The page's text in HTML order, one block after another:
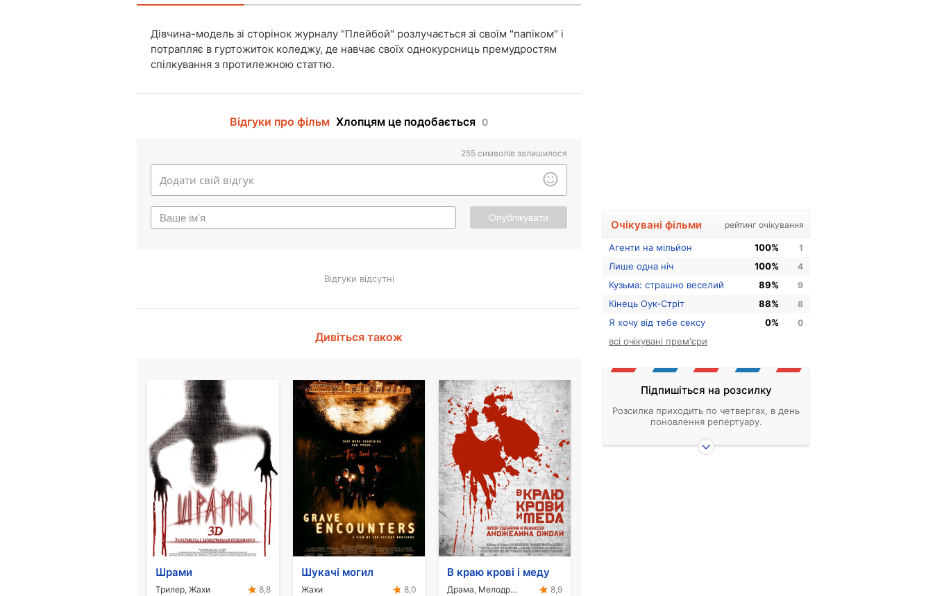
Дівчина-модель зі сторінок журналу "Плейбой" розлучається зі своїм "папіком" і
потрапляє в гуртожиток коледжу, де навчає своїх однокурсниць премудростям
спілкування з протилежною статтю.
Відгуки про фільм Хлопцям це подобається 0
255 символів залишилося
Опублікувати
Відгуки відсутні
Дивіться також
Шрами
Трилер, Жахи
8,8
Шукачі могил
Жахи
8,0
В краю крові і меду
Драма, Мелодрама
8,9
Очікувані фільми рейтинг очікування
Агенти на мільйон 100% 1
Лише одна ніч 100% 4
Кузьма: страшно веселий 89% 9
Кінець Оук-Стріт 88% 8
Я хочу від тебе сексу 0% 0
всі очікувані прем'єри
Підпишіться на розсилку
Розсилка приходить по четвергах, в день
поновлення репертуару.